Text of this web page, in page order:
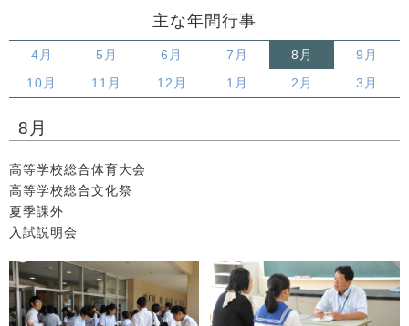
主な年間行事
4月 5月 6月 7月 8月 9月
10月 11月 12月 1月 2月 3月
8月
高等学校総合体育大会
高等学校総合文化祭
夏季課外
入試説明会